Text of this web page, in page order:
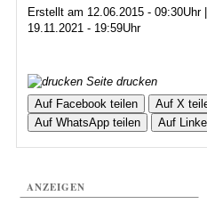
Erstellt am 12.06.2015 - 09:30Uhr
19.11.2021 - 19:59Uhr
Seite drucken
Auf Facebook teilen
Auf X
Auf WhatsApp teilen
Auf
ANZEIGEN